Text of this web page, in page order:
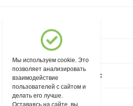
Магазин "Северный"
Покупательский сервис
Контакты
Мы используем cookie. Это
позволяет анализировать
взаимодействие
пользователей с сайтом и
делать его лучше.
Оставаясь на сайте, вы